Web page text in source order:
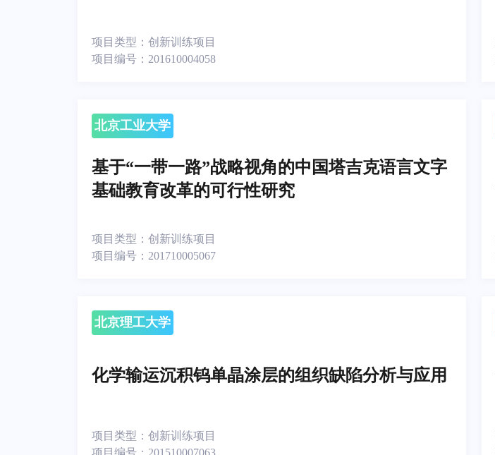
项目类型： 创新训练项目
项目编号： 201610004058
北京工业大学
基于“一带一路”战略视角的中国塔吉克语言文字
基础教育改革的可行性研究
项目类型： 创新训练项目
项目编号： 201710005067
北京理工大学
化学输运沉积钨单晶涂层的组织缺陷分析与应用
项目类型： 创新训练项目
项目编号： 201510007063